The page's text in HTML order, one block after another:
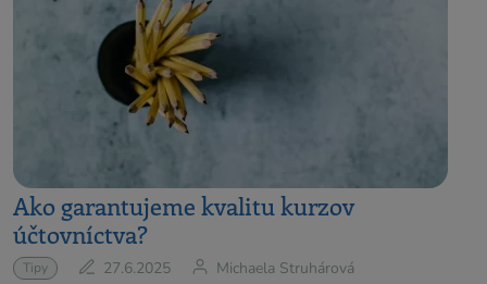
Ako garantujeme kvalitu kurzov
účtovníctva?
Tipy 27.6.2025 Michaela Struhárová